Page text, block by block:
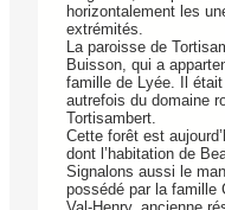
horizontalement les
extrémités.
La paroisse de
Buisson, qui a
famille de Lyée. Il
autrefois du domaine
Tortisambert.
Cette forêt est
dont l’habitation de
Signalons aussi le
possédé par la famille